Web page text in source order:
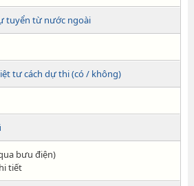
tuyển từ nước ngoài
tư cách dự thi (có / không)
bưu điện)
tiết